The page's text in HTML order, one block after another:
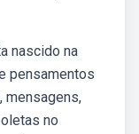
nascido na
pensamentos
mensagens,
no